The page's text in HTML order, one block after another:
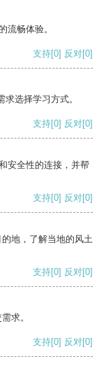
流畅体验。
支持[0] 反对[0]
选择学习方式。
支持[0] 反对[0]
安全性的连接，并帮
支持[0] 反对[0]
地，了解当地的风土
支持[0] 反对[0]
求。
支持[0] 反对[0]